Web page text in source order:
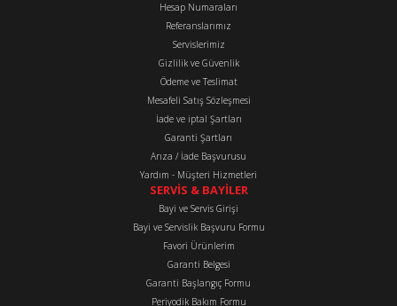
Hesap Numaraları
Referanslarımız
Servislerimiz
Gizlilik ve Güvenlik
Ödeme ve Teslimat
Mesafeli Satış Sözleşmesi
İade ve iptal Şartları
Garanti Şartları
Arıza / İade Başvurusu
Yardım - Müşteri Hizmetleri
SERVİS & BAYİLER
Bayi ve Servis Girişi
Bayi ve Servislik Başvuru Formu
Favori Ürünlerim
Garanti Belgesi
Garanti Başlangıç Formu
Periyodik Bakım Formu